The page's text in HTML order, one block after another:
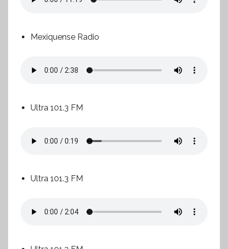
Mexiquense Radio
Ultra 101.3 FM
Ultra 101.3 FM